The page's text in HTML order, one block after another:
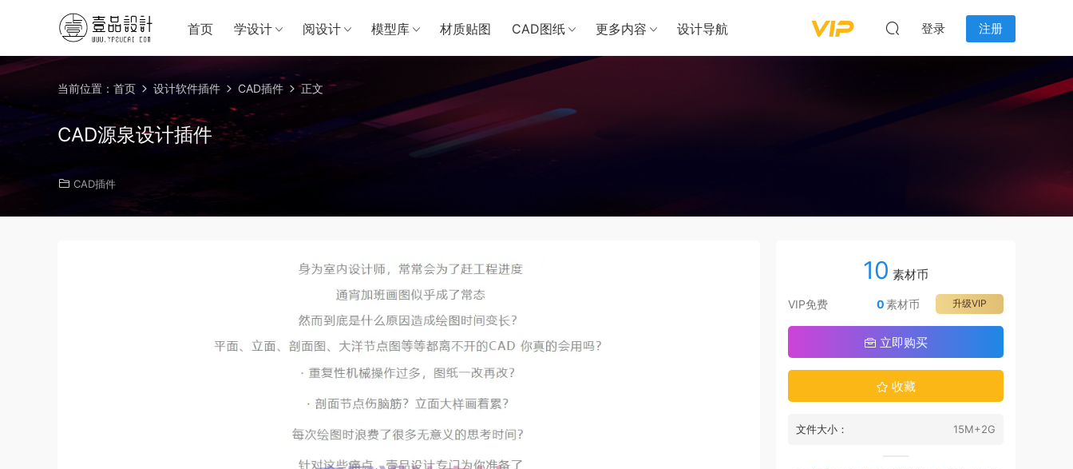
首页 学设计 阅设计 模型库 材质贴图 CAD图纸 更多内容 设计导航 登录 注册
当前位置： 首页 设计软件插件 CAD插件 正文
CAD源泉设计插件
CAD插件
10 素材币
VIP免费 升级VIP
0素材币
立即购买
收藏
文件大小： 15M+2G